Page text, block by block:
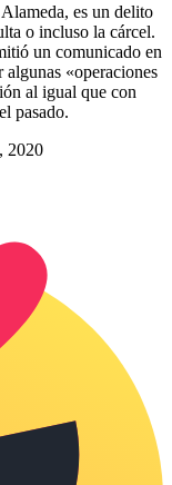
es un delito
o incluso la cárcel.
un comunicado en
algunas «operaciones
al igual que con
pasado.
2020